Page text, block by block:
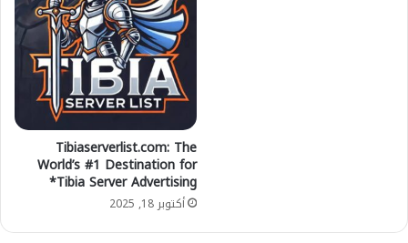
Tibiaserverlist.com: The
World’s #1 Destination for
Tibia Server Advertising*
أكتوبر 18, 2025